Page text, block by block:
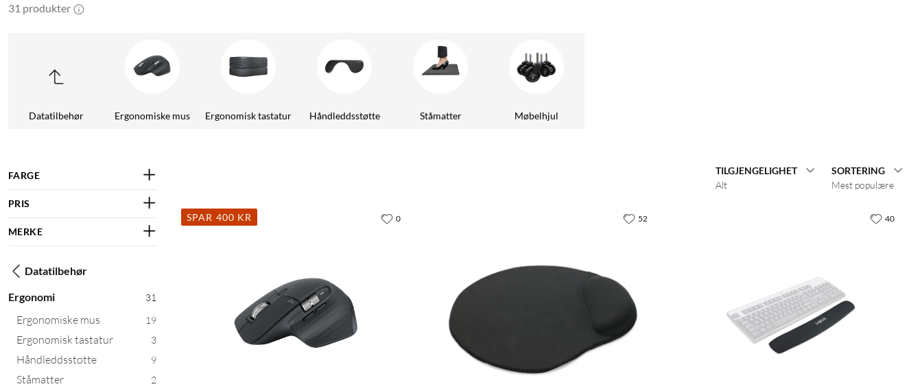
31 produkter
Datatilbehør Ergonomiske mus Ergonomisk tastatur Håndleddsstøtte Ståmatter Møbelhjul
FARGE
PRIS
MERKE
Datatilbehør
Ergonomi
31
Ergonomiske mus 19
Ergonomisk tastatur 3
Håndleddsstøtte 9
Ståmatter 2
TILGJENGELIGHET
Alt
SORTERING
Mest populære
SPAR 400 KR 0 52 40